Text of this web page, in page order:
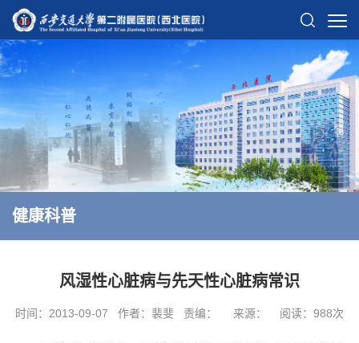
健康科普
风湿性心脏病与先天性心脏病常识
时间：2013-09-07 作者：裴斐 责编： 来源： 阅读： 988次